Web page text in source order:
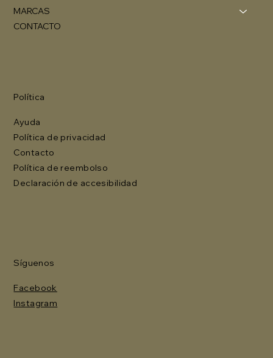
MARCAS
CONTACTO
Política
Ayuda
Política de privacidad
Contacto
Política de reembolso
Declaración de accesibilidad
Síguenos
Facebook
Instagram